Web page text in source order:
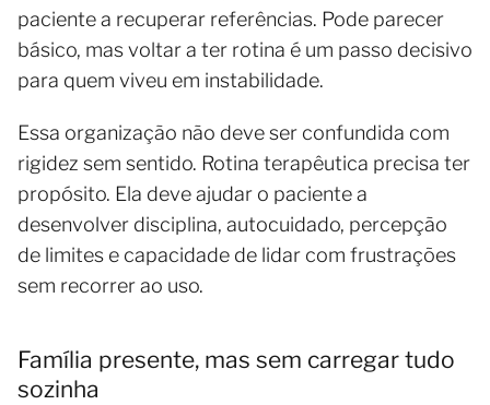
paciente a recuperar referências. Pode parecer
básico, mas voltar a ter rotina é um passo decisivo
para quem viveu em instabilidade.
Essa organização não deve ser confundida com
rigidez sem sentido. Rotina terapêutica precisa ter
propósito. Ela deve ajudar o paciente a
desenvolver disciplina, autocuidado, percepção
de limites e capacidade de lidar com frustrações
sem recorrer ao uso.
Família presente, mas sem carregar tudo
sozinha